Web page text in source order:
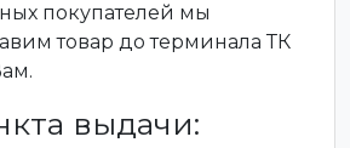
покупателей мы
товар до терминала ТК
выдачи: